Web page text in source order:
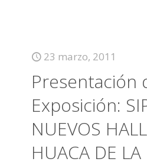
23 marzo, 2011
Presentación
Exposición:
NUEVOS
HUACA DE